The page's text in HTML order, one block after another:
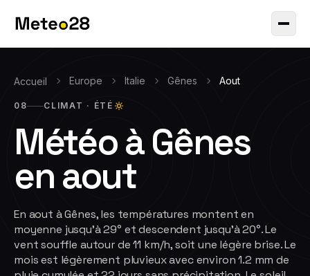
Accueil Europe Italie Gênes Aout
08 CLIMAT · ÉTÉ
Météo àGênes
enaout
En aout à Gênes, les températures montent en
moyenne jusqu'à 29° et descendent jusqu'à 20°. Le
vent souffle autour de 11 km/h, soit une légère brise. Le
mois est légèrement pluvieux avec environ 1.2 mm de